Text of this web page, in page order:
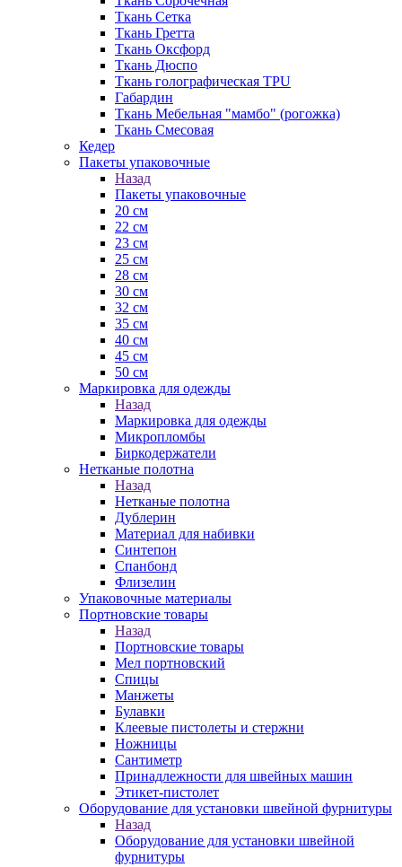
Ткань Сетка
Ткань Гретта
Ткань Оксфорд
Ткань Дюспо
Ткань голографическая TPU
Габардин
Ткань Мебельная "мамбо" (рогожка)
Ткань Смесовая
Кедер
Пакеты упаковочные
Назад
Пакеты упаковочные
20 см
22 см
23 см
25 см
28 см
30 см
32 см
35 см
40 см
45 см
50 см
Маркировка для одежды
Назад
Маркировка для одежды
Микропломбы
Биркодержатели
Нетканые полотна
Назад
Нетканые полотна
Дублерин
Материал для набивки
Синтепон
Спанбонд
Флизелин
Упаковочные материалы
Портновские товары
Назад
Портновские товары
Мел портновский
Спицы
Манжеты
Булавки
Клеевые пистолеты и стержни
Ножницы
Сантиметр
Принадлежности для швейных машин
Этикет-пистолет
Оборудование для установки швейной фурнитуры
Назад
Оборудование для установки швейной
фурнитуры